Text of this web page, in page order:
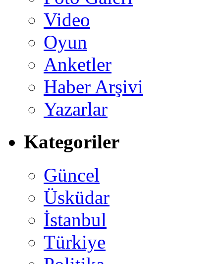
Video
Oyun
Anketler
Haber Arşivi
Yazarlar
Kategoriler
Güncel
Üsküdar
İstanbul
Türkiye